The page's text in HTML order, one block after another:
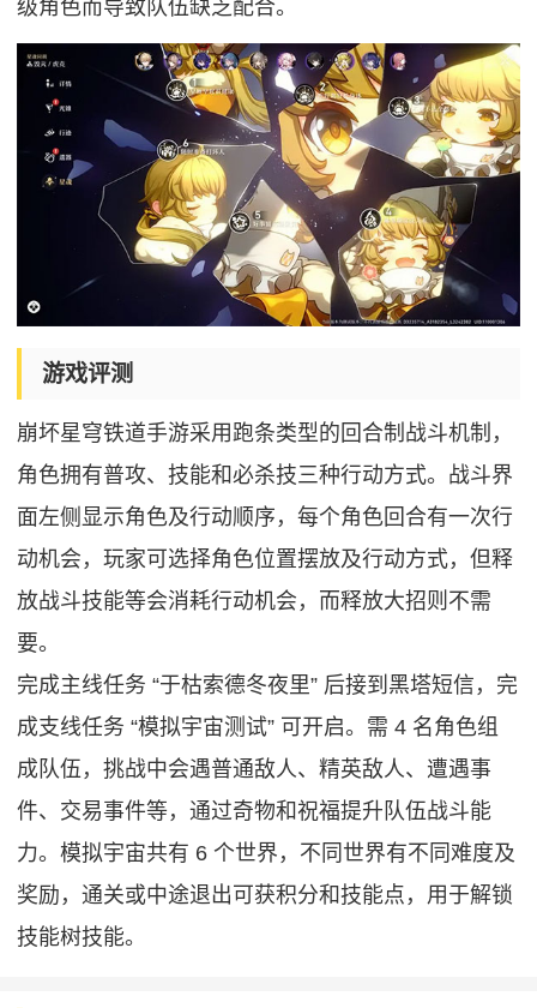
级角色而导致队伍缺乏配合。
游戏评测
崩坏星穹铁道手游采用跑条类型的回合制战斗机制，
角色拥有普攻、技能和必杀技三种行动方式。战斗界
面左侧显示角色及行动顺序，每个角色回合有一次行
动机会，玩家可选择角色位置摆放及行动方式，但释
放战斗技能等会消耗行动机会，而释放大招则不需
要。
完成主线任务 “于枯索德冬夜里” 后接到黑塔短信，完
成支线任务 “模拟宇宙测试” 可开启。需 4 名角色组
成队伍，挑战中会遇普通敌人、精英敌人、遭遇事
件、交易事件等，通过奇物和祝福提升队伍战斗能
力。模拟宇宙共有 6 个世界，不同世界有不同难度及
奖励，通关或中途退出可获积分和技能点，用于解锁
技能树技能。